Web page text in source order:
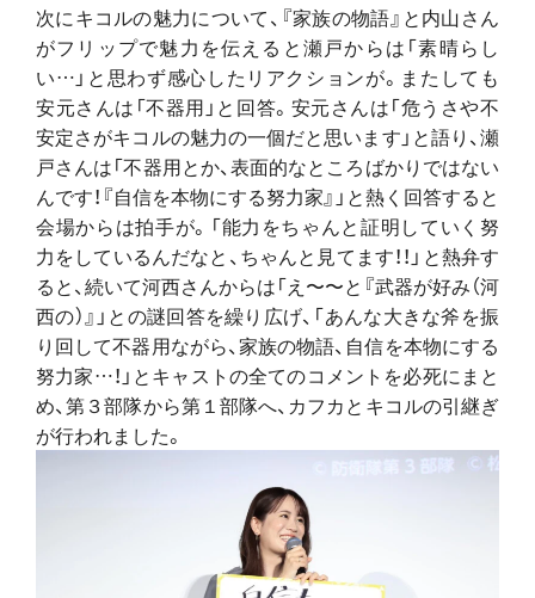
次にキコルの魅力について、『家族の物語』と内山さん
がフリップで魅力を伝えると瀬戸からは「素晴らし
い…」と思わず感心したリアクションが。またしても
安元さんは「不器用」と回答。安元さんは「危うさや不
安定さがキコルの魅力の一個だと思います」と語り、瀬
戸さんは「不器用とか、表面的なところばかりではない
んです！『自信を本物にする努力家』」と熱く回答すると
会場からは拍手が。「能力をちゃんと証明していく努
力をしているんだなと、ちゃんと見てます！！」と熱弁す
ると、続いて河西さんからは「え〜〜と『武器が好み（河
西の）』」との謎回答を繰り広げ、「あんな大きな斧を振
り回して不器用ながら、家族の物語、自信を本物にする
努力家…！」とキャストの全てのコメントを必死にまと
め、第３部隊から第１部隊へ、カフカとキコルの引継ぎ
が行われました。